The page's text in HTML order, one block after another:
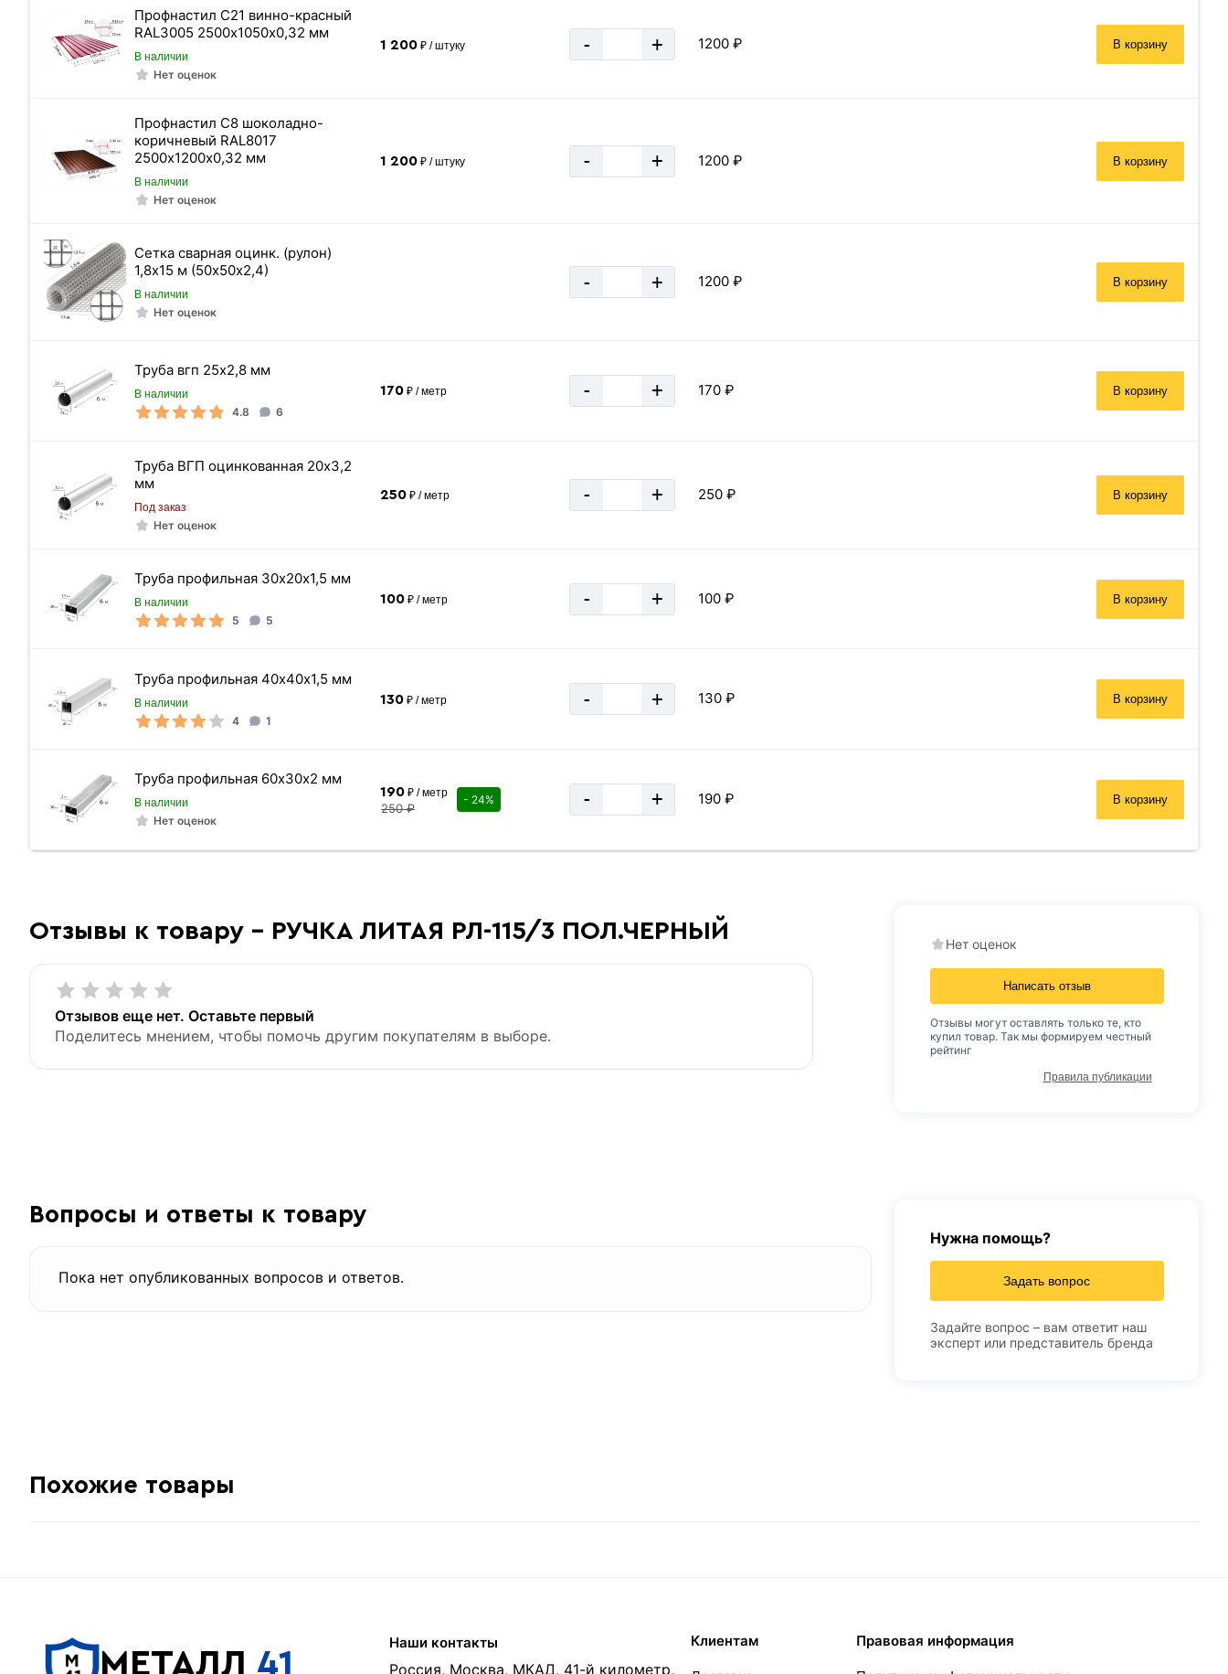
Профнастил С21 винно-красный
RAL3005 2500х1050х0,32 мм
В наличии
Нет оценок
1 200₽ / штуку - + 1200 ₽ В корзину
Профнастил С8 шоколадно-
коричневый RAL8017
2500х1200х0,32 мм
В наличии
Нет оценок
1 200₽ / штуку - + 1200 ₽ В корзину
Сетка сварная оцинк. (рулон)
1,8х15 м (50х50х2,4)
В наличии
Нет оценок
- + 1200 ₽ В корзину
Труба вгп 25х2,8 мм
В наличии
4.8 6
170₽ / метр - + 170 ₽ В корзину
Труба ВГП оцинкованная 20х3,2
мм
Под заказ
Нет оценок
250₽ / метр - + 250 ₽ В корзину
Труба профильная 30х20х1,5 мм
В наличии
5 5
100₽ / метр - + 100 ₽ В корзину
Труба профильная 40х40х1,5 мм
В наличии
4 1
130₽ / метр - + 130 ₽ В корзину
Труба профильная 60х30х2 мм
В наличии
Нет оценок
190₽ / метр
250 ₽
- 24% - + 190 ₽ В корзину
Цена указана
Отзывы к товару - РУЧКА ЛИТАЯ РЛ-115/3 ПОЛ.ЧЕРНЫЙ
Отзывов еще нет. Оставьте первый
Поделитесь мнением, чтобы помочь другим покупателям в выборе.
Нет оценок
Написать отзыв
Отзывы могут оставлять только те, кто
купил товар. Так мы формируем честный
рейтинг
Правила публикации
Вопросы и ответы к товару
Пока нет опубликованных вопросов и ответов.
Нужна помощь?
Задать вопрос
Задайте вопрос – вам ответит наш
эксперт или представитель бренда
Похожие товары
МЕТАЛЛ 41
Наши контакты
Россия, Москва, МКАД, 41-й километр,
Клиентам Правовая информация